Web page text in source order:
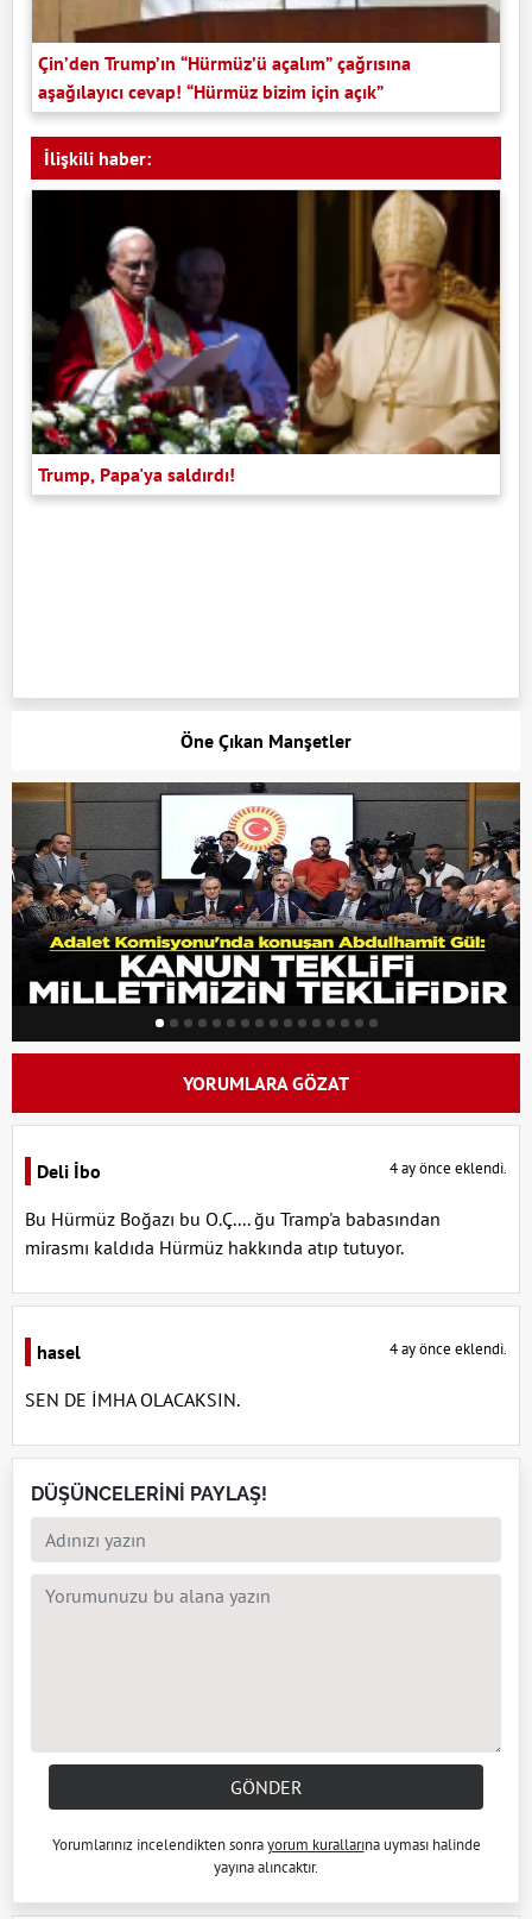
Çin’den Trump’ın “Hürmüz’ü açalım” çağrısına
aşağılayıcı cevap! “Hürmüz bizim için açık”
İlişkili haber:
Trump, Papa'ya saldırdı!
Öne Çıkan Manşetler
YORUMLARA GÖZAT
Deli İbo 4 ay önce eklendi.
Bu Hürmüz Boğazı bu O.Ç.... ğu Tramp'a babasından
mirasmı kaldıda Hürmüz hakkında atıp tutuyor.
hasel 4 ay önce eklendi.
SEN DE İMHA OLACAKSIN.
DÜŞÜNCELERİNİ PAYLAŞ!
GÖNDER
Yorumlarınız incelendikten sonrayorum kurallarına uyması halinde
yayına alıncaktır.